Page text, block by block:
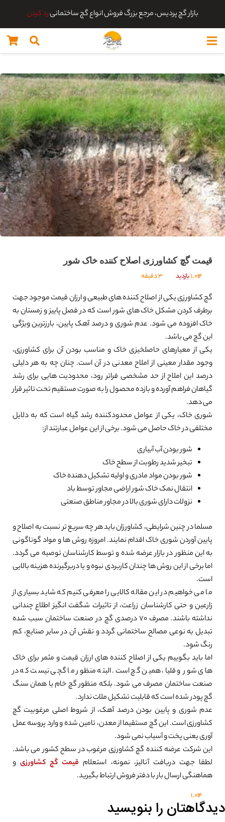
بازار گچ پردیس، مرجع بزرگ فروش انواع گچ ساختمانیرد کردن
قیمت گچ کشاورزی اصلاح کننده خاک شور
1,014بازدید 3 دقیقه
گچ کشاورزی یکی از اصلاح کننده های طبیعی و ارزان قیمت موجود جهت
برطرف کردن مشکل خاک های شور است که در فصل پاییز و زمستان به
خاک افزوده می شود. عدم شوری و درصد آهک پایین، بارزترین ویژگی
این گچ می باشد.
یکی از معیارهای حاصلخیزی خاک و مناسب بودن آن برای کشاورزی،
وجود مقدار معینی از املاح معدنی در آن است. چنان چه به هر دلیلی
درصد این املاح از حد مشخصی فراتر رود، محدودیت هایی برای رشد
گیاهان فراهم آورده و بازده محصول را به صورت مستقیم تحت تاثیر قرار
می دهد.
شوری خاک، یکی از عوامل محدودکننده رشد گیاه است که به دلایل
مختلفی در خاک حاصل می شود. برخی از این عوامل عبارتند از:
شور بودن آب آبیاری
تبخیر شدید رطوبت از سطح خاک
شور بودن مواد مادری و اولیه تشکیل دهنده خاک
انتقال نمک خاک شور اراضی مجاور توسط باد
نزولات دارای شوری بالا در مجاور مناطق صنعتی
مسلما در چنین شرایطی، کشاورزان باید هر چه سریع تر نسبت به اصلاح و
پایین آوردن شوری خاک اقدام نمایند. امروزه روش ها و مواد گوناگونی
به این منظور در بازار عرضه شده و توسط کارشناسان توصیه می گردد.
اما برخی از این روش ها چندان کاربردی نبوه و یا دربرگیرنده هزینه بالایی
است.
ما می خواهیم در این مقاله کالایی را معرفی کنیم که شاید بسیاری از
زارعین و حتی کارشناسان زراعت، از تاثیرات شگفت انگیز اطلاع چندانی
نداشته باشند. مصرف 70 درصدی گچ در صنعت ساختمان سبب شده
تبدیل به نوعی مصالح ساختمانی گردد و نقش آن در سایر صنایع، کم
رنگ شود.
اما باید بگوییم یکی از اصلاح کننده های ارزان قیمت و مثمر برای خاک
های شور و قلیا، همین گچ است. البته منظور ما گچی نیست که در
صنعت ساختمان مصرف می شود. بلکه منظور گچ خام یا همان سنگ
گچ پودر شده است که قابلیت تشکیل ملات ندارد.
عدم شوری و پایین بودن درصد آهک، از شروط اصلی مرغوبیت گچ
کشاورزی است. این گچ مستقیما از معدن، تامین شده و وارد پروسه عمل
آوری یعنی پخت و آسیاب نمی شود.
این شرکت عرضه کننده گچ کشاورزی مرغوب در سطح کشور می باشد.
لطفا جهت دریافت آنالیز، نمونه، استعلام قیمت گچ کشاورزیو
هماهنگی ارسال بار با دفتر فروش ارتباط بگیرید.
1,014
دیدگاهتان را بنویسید
0%